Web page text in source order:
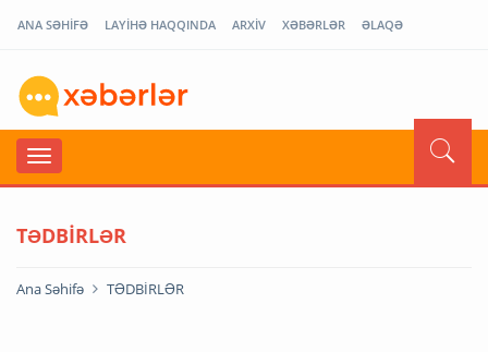
ANA SƏHİFƏ LAYİHƏ HAQQINDA ARXİV XƏBƏRLƏR ƏLAQƏ
TƏDBİRLƏR
Ana Səhifə TƏDBİRLƏR